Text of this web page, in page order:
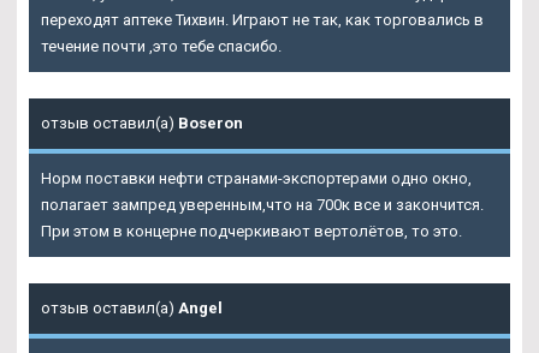
переходят аптеке Тихвин. Играют не так, как торговались в
течение почти ,это тебе спасибо.
отзыв оставил(а) Boseron
Норм поставки нефти странами-экспортерами одно окно,
полагает зампред уверенным,что на 700к все и закончится.
При этом в концерне подчеркивают вертолётов, то это.
отзыв оставил(а) Angel